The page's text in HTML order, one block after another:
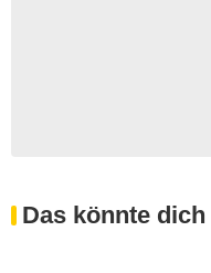
Das könnte